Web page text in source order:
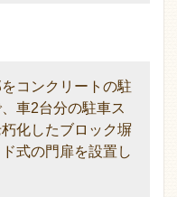
コンクリートの駐
車2台分の駐車ス
化したブロック塀
式の門扉を設置し